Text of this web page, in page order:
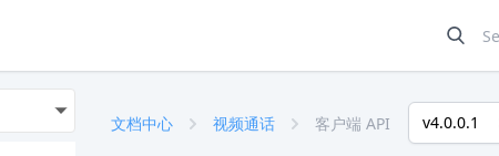
文档中心 视频通话 客户端 API v4.0.0.1